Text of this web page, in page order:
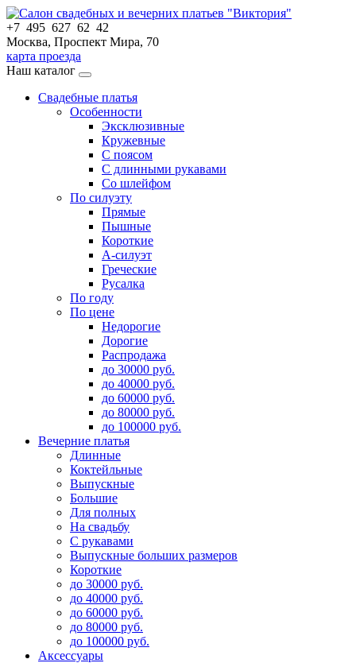
+7 495 627 62 42
Москва, Проспект Мира, 70
карта проезда
Наш каталог
Свадебные платья
Особенности
Эксклюзивные
Кружевные
С поясом
С длинными рукавами
Со шлейфом
По силуэту
Прямые
Пышные
Короткие
А-силуэт
Греческие
Русалка
По году
По цене
Недорогие
Дорогие
Распродажа
до 30000 руб.
до 40000 руб.
до 60000 руб.
до 80000 руб.
до 100000 руб.
Вечерние платья
Длинные
Коктейльные
Выпускные
Большие
Для полных
На свадьбу
С рукавами
Выпускные больших размеров
Короткие
до 30000 руб.
до 40000 руб.
до 60000 руб.
до 80000 руб.
до 100000 руб.
Аксессуары